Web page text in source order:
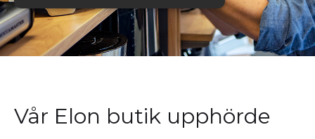
Vår Elon butik upphörde